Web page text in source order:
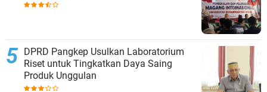
DPRD Pangkep Usulkan Laboratorium
Riset untuk Tingkatkan Daya Saing
Produk Unggulan